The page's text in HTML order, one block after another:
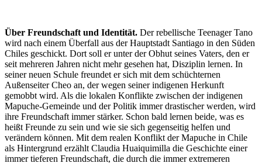
Über Freundschaft und Identität. Der rebellische Teenager Tano
wird nach einem Überfall aus der Hauptstadt Santiago in den Süden
Chiles geschickt. Dort soll er unter der Obhut seines Vaters, den er
seit mehreren Jahren nicht mehr gesehen hat, Disziplin lernen. In
seiner neuen Schule freundet er sich mit dem schüchternen
Außenseiter Cheo an, der wegen seiner indigenen Herkunft
gemobbt wird. Als die lokalen Konflikte zwischen der indigenen
Mapuche-Gemeinde und der Politik immer drastischer werden, wird
ihre Freundschaft immer stärker. Schon bald lernen beide, was es
heißt Freunde zu sein und wie sie sich gegenseitig helfen und
verändern können. Mit dem realen Konflikt der Mapuche in Chile
als Hintergrund erzählt Claudia Huaiquimilla die Geschichte einer
immer tieferen Freundschaft, die durch die immer extremeren